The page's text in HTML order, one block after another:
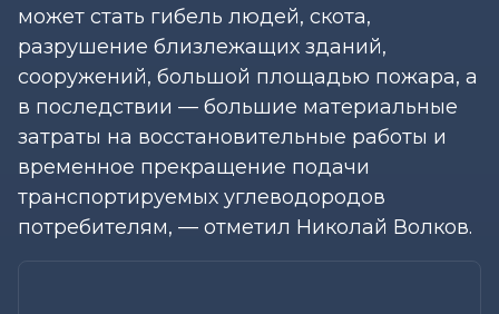
может стать гибель людей, скота,
разрушение близлежащих зданий,
сооружений, большой площадью пожара, а
в последствии — большие материальные
затраты на восстановительные работы и
временное прекращение подачи
транспортируемых углеводородов
потребителям, — отметил Николай Волков.